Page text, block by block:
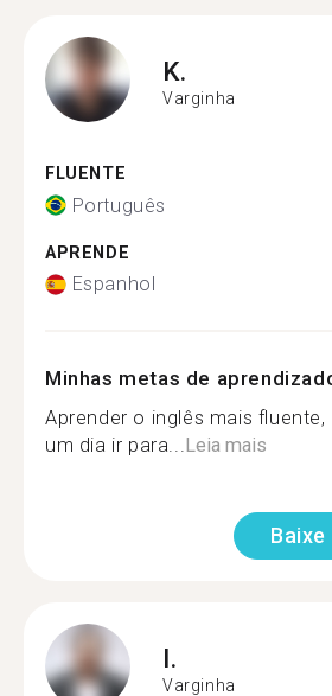
K.
Varginha
FLUENTE
Português
APRENDE
Espanhol
Minhas metas de
Aprender o inglês mais fluente,
um dia ir para...Leia mais
I.
Varginha